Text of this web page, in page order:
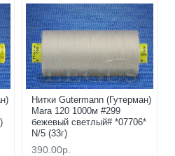
Нитки Gutermann (Гутерман)
Mara 120 1000м #299
бежевый светлый# *07706*
N/5 (33г)
390.00р.